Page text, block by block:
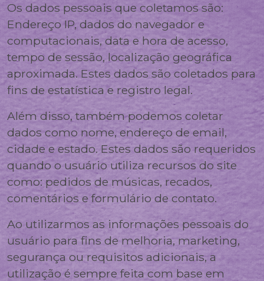
Os dados pessoais que coletamos são:
Endereço IP, dados do navegador e
computacionais, data e hora de acesso,
tempo de sessão, localização geográfica
aproximada. Estes dados são coletados para
fins de estatística e registro legal.
Além disso, também podemos coletar
dados como nome, endereço de email,
cidade e estado. Estes dados são requeridos
quando o usuário utiliza recursos do site
como: pedidos de músicas, recados,
comentários e formulário de contato.
Ao utilizarmos as informações pessoais do
usuário para fins de melhoria, marketing,
segurança ou requisitos adicionais, a
utilização é sempre feita com base em